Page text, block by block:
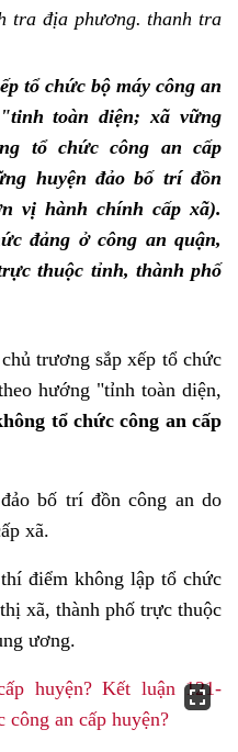
tra địa phương. thanh tra
tổ chức bộ máy công an
toàn diện; xã vững
tổ chức công an cấp
huyện đảo bố trí đồn
vị hành chính cấp xã).
đảng ở công an quận,
thuộc tỉnh, thành phố
trương sắp xếp tổ chức
hướng "tỉnh toàn diện,
tổ chức công an cấp
bố trí đồn công an do
xã.
điểm không lập tổ chức
xã, thành phố trực thuộc
ương.